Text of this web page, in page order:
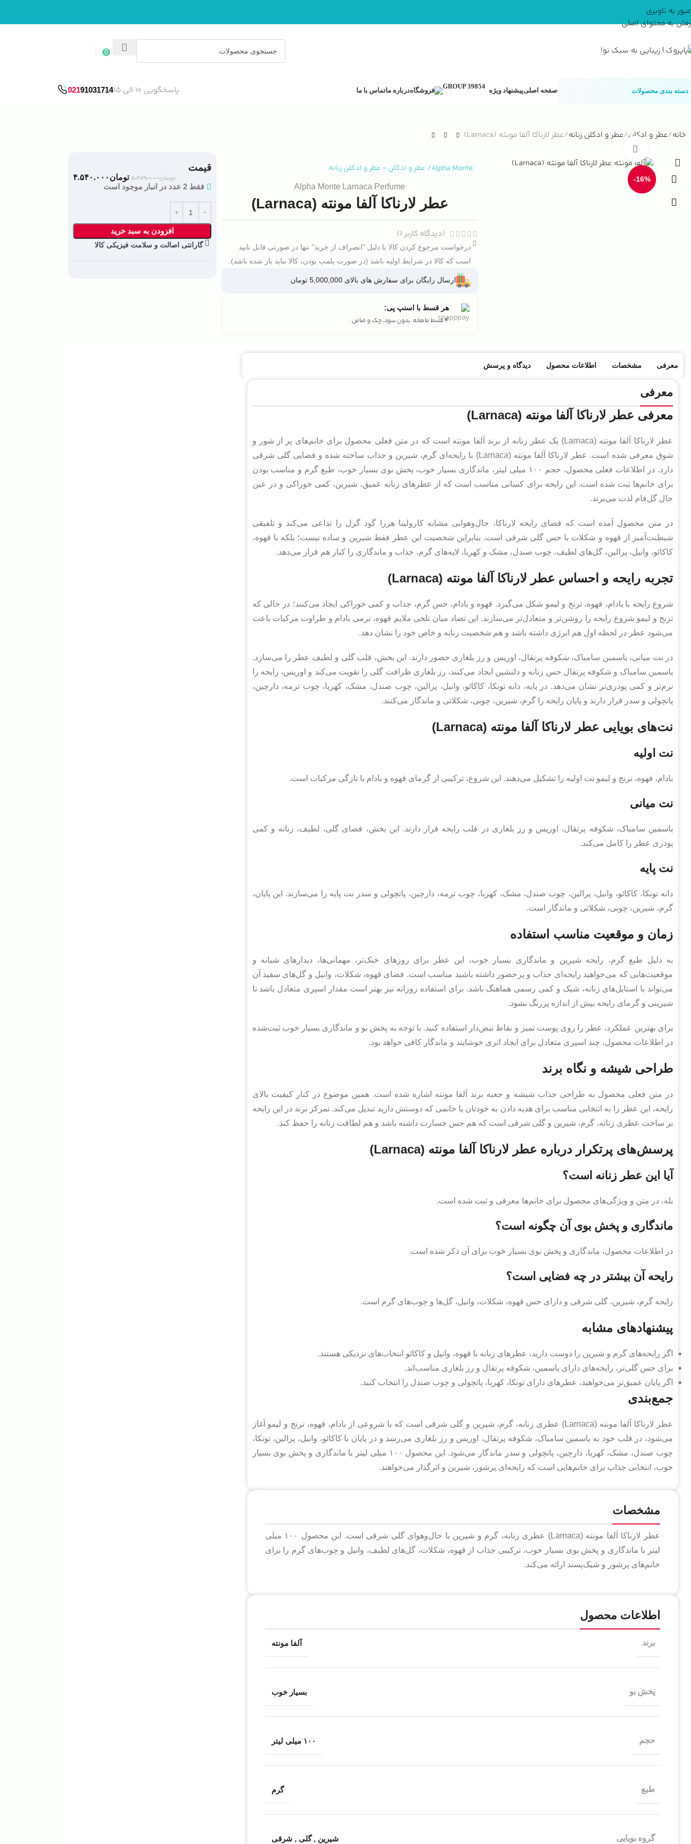
عبور به ناوبری
رفتن به محتوای اصلی
0
دسته بندی محصولات صفحه اصلیپیشنهاد ویژه فروشگاهدرباره ماتماس با ما پاسخگویی 10 الی 15 02191031714
خانه عطر و ادکلن عطر و ادکلن زنانه عطر لارناکا آلفا مونته (Larnaca)
-16%
Alpha Monte
/ عطر و ادکلن- عطر و ادکلن زنانه
Alpha Monte Larnaca Perfume
عطر لارناکا آلفا مونته (Larnaca)
(دیدگاه کاربر 1
)
درخواست مرجوع کردن کالا با دلیل "انصراف از خرید" تنها در صورتی قابل تایید
است که کالا در شرایط اولیه باشد (در صورت پلمپ بودن، کالا نباید باز شده باشد).
ارسال رایگان برای سفارش های بالای 5,000,000 تومان
هر قسط با اسنپ پی:
4 قسط ماهانه. بدون سود، چک و ضامن.
قیمت
تومان۵.۳۷۹.۰۰۰ تومان ۴.۵۴۰.۰۰۰
فقط 2 عدد در انبار موجود است
افزودن به سبد خرید
گارانتی اصالت و سلامت فیزیکی کالا
معرفی مشخصات اطلاعات محصول دیدگاه و پرسش
معرفی
معرفی عطر لارناکا آلفا مونته (Larnaca)
عطر لارناکا آلفا مونته (Larnaca) یک عطر زنانه از برند آلفا مونته است که در متن فعلی محصول برای خانم‌های پر از شور و
شوق معرفی شده است. عطر لارناکا آلفا مونته (Larnaca) با رایحه‌ای گرم، شیرین و جذاب ساخته شده و فضایی گلی شرقی
دارد. در اطلاعات فعلی محصول، حجم ۱۰۰ میلی لیتر، ماندگاری بسیار خوب، پخش بوی بسیار خوب، طبع گرم و مناسب بودن
برای خانم‌ها ثبت شده است. این رایحه برای کسانی مناسب است که از عطرهای زنانه عمیق، شیرین، کمی خوراکی و در عین
حال گل‌فام لذت می‌برند.
در متن محصول آمده است که فضای رایحه لارناکا، حال‌وهوایی مشابه کارولینا هررا گود گرل را تداعی می‌کند و تلفیقی
شیطنت‌آمیز از قهوه و شکلات با حس گلی شرقی است. بنابراین شخصیت این عطر فقط شیرین و ساده نیست؛ بلکه با قهوه،
کاکائو، وانیل، پرالین، گل‌های لطیف، چوب صندل، مشک و کهربا، لایه‌های گرم، جذاب و ماندگاری را کنار هم قرار می‌دهد.
تجربه رایحه و احساس عطر لارناکا آلفا مونته (Larnaca)
شروع رایحه با بادام، قهوه، ترنج و لیمو شکل می‌گیرد. قهوه و بادام، حس گرم، جذاب و کمی خوراکی ایجاد می‌کنند؛ در حالی که
ترنج و لیمو شروع رایحه را روشن‌تر و متعادل‌تر می‌سازند. این تضاد میان تلخی ملایم قهوه، نرمی بادام و طراوت مرکبات باعث
می‌شود عطر در لحظه اول هم انرژی داشته باشد و هم شخصیت زنانه و خاص خود را نشان دهد.
در نت میانی، یاسمین سامباک، شکوفه پرتقال، اوریس و رز بلغاری حضور دارند. این بخش، قلب گلی و لطیف عطر را می‌سازد.
یاسمین سامباک و شکوفه پرتقال حس زنانه و دلنشین ایجاد می‌کنند، رز بلغاری ظرافت گلی را تقویت می‌کند و اوریس، رایحه را
نرم‌تر و کمی پودری‌تر نشان می‌دهد. در پایه، دانه تونکا، کاکائو، وانیل، پرالین، چوب صندل، مشک، کهربا، چوب ترمه، دارچین،
پاتچولی و سدر قرار دارند و پایان رایحه را گرم، شیرین، چوبی، شکلاتی و ماندگار می‌کنند.
نت‌های بویایی عطر لارناکا آلفا مونته (Larnaca)
نت اولیه
بادام، قهوه، ترنج و لیمو نت اولیه را تشکیل می‌دهند. این شروع، ترکیبی از گرمای قهوه و بادام با تازگی مرکبات است.
نت میانی
یاسمین سامباک، شکوفه پرتقال، اوریس و رز بلغاری در قلب رایحه قرار دارند. این بخش، فضای گلی، لطیف، زنانه و کمی
پودری عطر را کامل می‌کند.
نت پایه
دانه تونکا، کاکائو، وانیل، پرالین، چوب صندل، مشک، کهربا، چوب ترمه، دارچین، پاتچولی و سدر نت پایه را می‌سازند. این پایان،
گرم، شیرین، چوبی، شکلاتی و ماندگار است.
زمان و موقعیت مناسب استفاده
به دلیل طبع گرم، رایحه شیرین و ماندگاری بسیار خوب، این عطر برای روزهای خنک‌تر، مهمانی‌ها، دیدارهای شبانه و
موقعیت‌هایی که می‌خواهید رایحه‌ای جذاب و پرحضور داشته باشید مناسب است. فضای قهوه، شکلات، وانیل و گل‌های سفید آن
می‌تواند با استایل‌های زنانه، شیک و کمی رسمی هماهنگ باشد. برای استفاده روزانه نیز بهتر است مقدار اسپری متعادل باشد تا
شیرینی و گرمای رایحه بیش از اندازه پررنگ نشود.
برای بهترین عملکرد، عطر را روی پوست تمیز و نقاط نبض‌دار استفاده کنید. با توجه به پخش بو و ماندگاری بسیار خوب ثبت‌شده
در اطلاعات محصول، چند اسپری متعادل برای ایجاد اثری خوشایند و ماندگار کافی خواهد بود.
طراحی شیشه و نگاه برند
در متن فعلی محصول به طراحی جذاب شیشه و جعبه برند آلفا مونته اشاره شده است. همین موضوع در کنار کیفیت بالای
رایحه، این عطر را به انتخابی مناسب برای هدیه دادن به خودتان یا خانمی که دوستش دارید تبدیل می‌کند. تمرکز برند در این رایحه
بر ساخت عطری زنانه، گرم، شیرین و گلی شرقی است که هم حس جسارت داشته باشد و هم لطافت زنانه را حفظ کند.
پرسش‌های پرتکرار درباره عطر لارناکا آلفا مونته (Larnaca)
آیا این عطر زنانه است؟
بله، در متن و ویژگی‌های محصول برای خانم‌ها معرفی و ثبت شده است.
ماندگاری و پخش بوی آن چگونه است؟
در اطلاعات محصول، ماندگاری و پخش بوی بسیار خوب برای آن ذکر شده است.
رایحه آن بیشتر در چه فضایی است؟
رایحه گرم، شیرین، گلی شرقی و دارای حس قهوه، شکلات، وانیل، گل‌ها و چوب‌های گرم است.
پیشنهادهای مشابه
اگر رایحه‌های گرم و شیرین را دوست دارید، عطرهای زنانه با قهوه، وانیل و کاکائو انتخاب‌های نزدیکی هستند.
برای حس گلی‌تر، رایحه‌های دارای یاسمین، شکوفه پرتقال و رز بلغاری مناسب‌اند.
اگر پایان عمیق‌تر می‌خواهید، عطرهای دارای تونکا، کهربا، پاتچولی و چوب صندل را انتخاب کنید.
جمع‌بندی
عطر لارناکا آلفا مونته (Larnaca) عطری زنانه، گرم، شیرین و گلی شرقی است که با شروعی از بادام، قهوه، ترنج و لیمو آغاز
می‌شود، در قلب خود به یاسمین سامباک، شکوفه پرتقال، اوریس و رز بلغاری می‌رسد و در پایان با کاکائو، وانیل، پرالین، تونکا،
چوب صندل، مشک، کهربا، دارچین، پاتچولی و سدر ماندگار می‌شود. این محصول ۱۰۰ میلی لیتر با ماندگاری و پخش بوی بسیار
خوب، انتخابی جذاب برای خانم‌هایی است که رایحه‌ای پرشور، شیرین و اثرگذار می‌خواهند.
مشخصات
عطر لارناکا آلفا مونته (Larnaca) عطری زنانه، گرم و شیرین با حال‌وهوای گلی شرقی است. این محصول ۱۰۰ میلی
لیتر با ماندگاری و پخش بوی بسیار خوب، ترکیبی جذاب از قهوه، شکلات، گل‌های لطیف، وانیل و چوب‌های گرم را برای
خانم‌های پرشور و شیک‌پسند ارائه می‌کند.
اطلاعات محصول
برند آلفا مونته
پخش بو بسیار خوب
حجم ۱۰۰ میلی لیتر
طبع گرم
گروه بویایی شیرین ,گلی , شرقی